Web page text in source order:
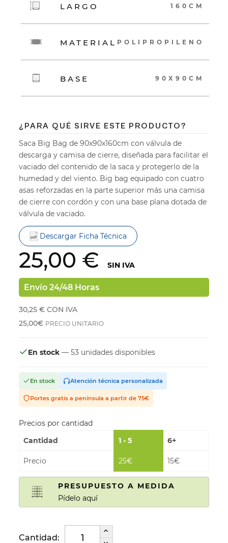
LARGO 160CM
MATERIAL POLIPROPILENO
BASE 90X90CM
¿PARA QUÉ SIRVE ESTE PRODUCTO?
Saca Big Bag de 90x90x160cm con válvula de
descarga y camisa de cierre, diseñada para facilitar el
vaciado del contenido de la saca y protegerlo de la
humedad y del viento. Big bag equipado con cuatro
asas reforzadas en la parte superior más una camisa
de cierre con cordón y con una base plana dotada de
válvula de vaciado.
Descargar Ficha Técnica
25,00 € SIN IVA
Envío 24/48 Horas
30,25 € CON IVA
25,00€ PRECIO UNITARIO
En stock — 53 unidades disponibles
En stock Atención técnica personalizada
Portes gratis a península a partir de 75€
Precios por cantidad
Cantidad
1 - 5 6+
Precio 25€ 15€
PRESUPUESTO A MEDIDA
Pídelo aquí
Cantidad: